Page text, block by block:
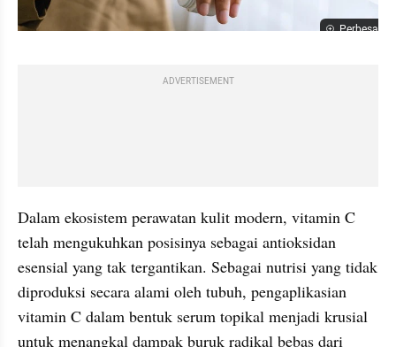
Perbesar
ADVERTISEMENT
Dalam ekosistem perawatan kulit modern, vitamin C
telah mengukuhkan posisinya sebagai antioksidan
esensial yang tak tergantikan. Sebagai nutrisi yang tidak
diproduksi secara alami oleh tubuh, pengaplikasian
vitamin C dalam bentuk serum topikal menjadi krusial
untuk menangkal dampak buruk radikal bebas dari